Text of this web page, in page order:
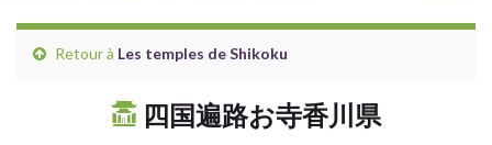
Retour à Les temples deShikoku
四国遍路お寺香川県